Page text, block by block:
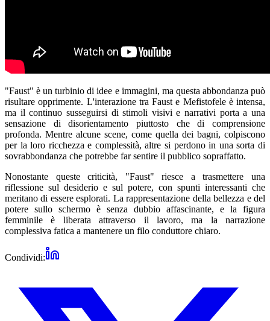
"Faust" è un turbinio di idee e immagini, ma questa abbondanza può
risultare opprimente. L'interazione tra Faust e Mefistofele è intensa,
ma il continuo susseguirsi di stimoli visivi e narrativi porta a una
sensazione di disorientamento piuttosto che di comprensione
profonda. Mentre alcune scene, come quella dei bagni, colpiscono
per la loro ricchezza e complessità, altre si perdono in una sorta di
sovrabbondanza che potrebbe far sentire il pubblico sopraffatto.
Nonostante queste criticità, "Faust" riesce a trasmettere una
riflessione sul desiderio e sul potere, con spunti interessanti che
meritano di essere esplorati. La rappresentazione della bellezza e del
potere sullo schermo è senza dubbio affascinante, e la figura
femminile è liberata attraverso il lavoro, ma la narrazione
complessiva fatica a mantenere un filo conduttore chiaro.
Condividi: